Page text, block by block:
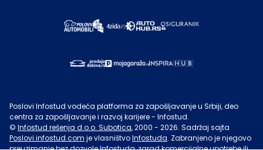
Poslovi Infostud vodeća platforma za zapošljavanje u Srbiji, deo
centra za zapošljavanje i razvoj karijere - Infostud.
© Infostud rešenja d.o.o. Subotica, 2000 - 2026. Sadržaj sajta
Poslovi.infostud.com je vlasništvoInfostuda. Zabranjeno je njegovo